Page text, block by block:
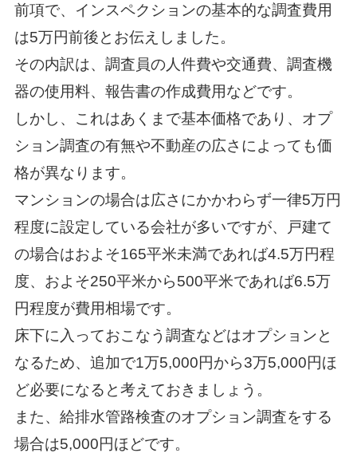
前項で、インスペクションの基本的な調査費用
は5万円前後とお伝えしました。
その内訳は、調査員の人件費や交通費、調査機
器の使用料、報告書の作成費用などです。
しかし、これはあくまで基本価格であり、オプ
ション調査の有無や不動産の広さによっても価
格が異なります。
マンションの場合は広さにかかわらず一律5万円
程度に設定している会社が多いですが、戸建て
の場合はおよそ165平米未満であれば4.5万円程
度、およそ250平米から500平米であれば6.5万
円程度が費用相場です。
床下に入っておこなう調査などはオプションと
なるため、追加で1万5,000円から3万5,000円ほ
ど必要になると考えておきましょう。
また、給排水管路検査のオプション調査をする
場合は5,000円ほどです。